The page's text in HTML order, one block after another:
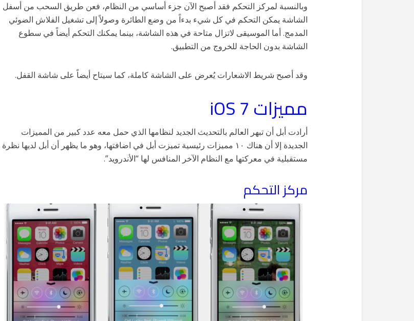
وبالنسبة لمركز التحكم فقد أصبح الآن جزء أساسي من النظام، فعن طريق السحب من أسفل
الشاشة يمكن التحكم في كل شيء بدءاً من وضع الطائرة وصولاً إلى تشغيل الفلاش الضوئي
المدمج. أما الموسيقى لاتزال متاحة في هذه الشاشة، بينما يمكنك التحكم أيضاً في سطوع
الشاشة بدون الحاجة للخروج من التطبيق.
وقد أصبح شريط الاشعارات يُعرض على الشاشة كاملة، كما سيتاح أيضاً على شاشة القفل.
مميزات iOS 7
أرادت أبل أن تبهر العالم بالتحديث الجديد لنظامها الذي حمل معه عدد كبير من المميزات
الجديدة إلا أن هناك ١٠ مميزات رئيسية تميزت أبل في اضافتها، وهو ما يظهر أن أبل لديها نظرة
مستقبلية في معركتها مع النظام الآخر المنافس لها “الأندرويد”.
مركز التحكم